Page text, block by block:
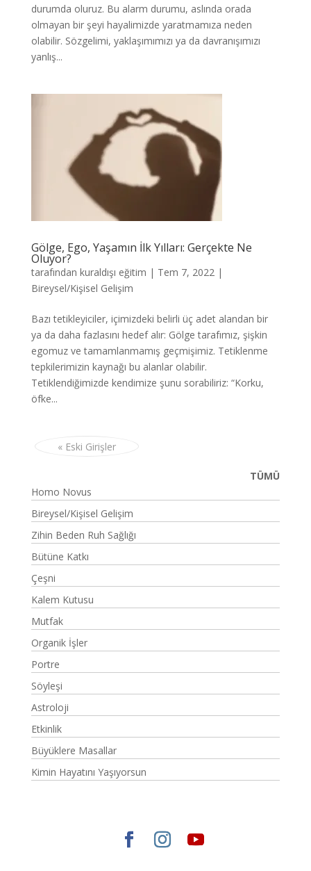
durumda oluruz. Bu alarm durumu, aslında orada
olmayan bir şeyi hayalimizde yaratmamıza neden
olabilir. Sözgelimi, yaklaşımımızı ya da davranışımızı
yanlış...
Gölge, Ego, Yaşamın İlk Yılları: Gerçekte Ne
Oluyor?
tarafından kuraldışı eğitim | Tem 7, 2022|
Bireysel/Kişisel Gelişim
Bazı tetikleyiciler, içimizdeki belirli üç adet alandan bir
ya da daha fazlasını hedef alır: Gölge tarafımız, şişkin
egomuz ve tamamlanmamış geçmişimiz. Tetiklenme
tepkilerimizin kaynağı bu alanlar olabilir.
Tetiklendiğimizde kendimize şunu sorabiliriz: “Korku,
öfke...
« Eski Girişler
TÜMÜ
Homo Novus
Bireysel/Kişisel Gelişim
Zihin Beden Ruh Sağlığı
Bütüne Katkı
Çeşni
Kalem Kutusu
Mutfak
Organik İşler
Portre
Söyleşi
Astroloji
Etkinlik
Büyüklere Masallar
Kimin Hayatını Yaşıyorsun